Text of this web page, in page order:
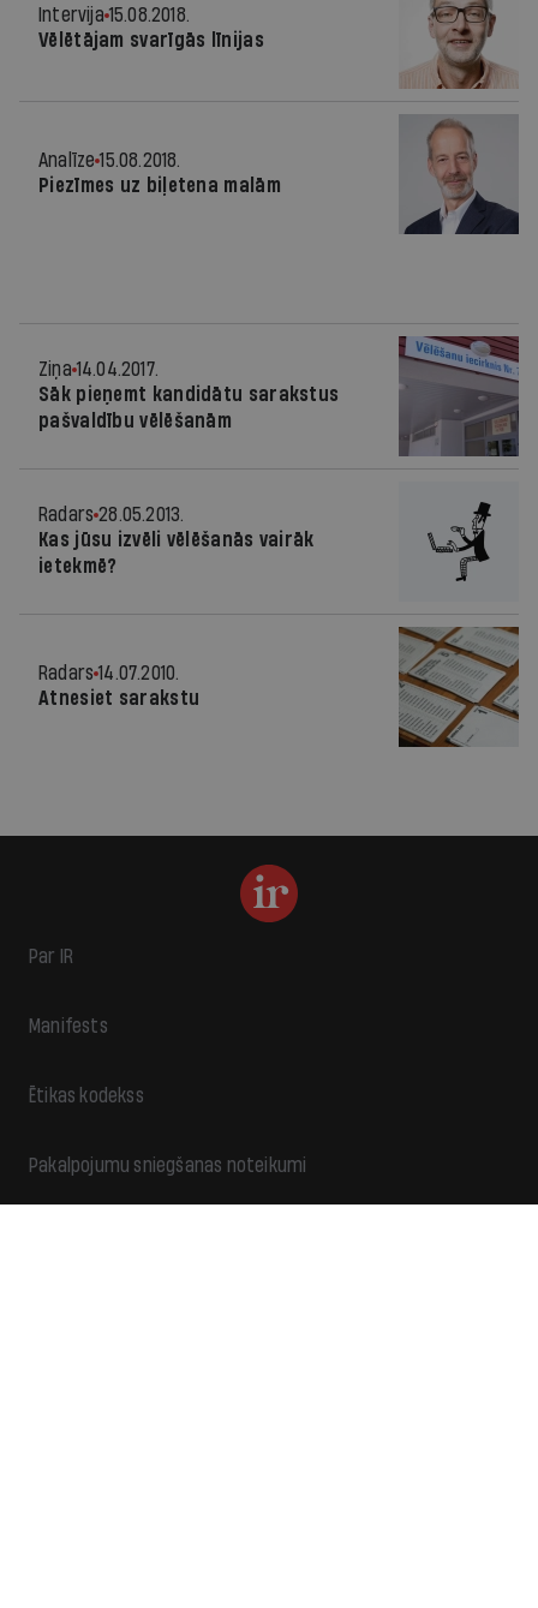
Intervija 15.08.2018.
Vēlētājam svarīgās līnijas
Analīze 15.08.2018.
Piezīmes uz biļetena malām
Ziņa 14.04.2017.
Sāk pieņemt kandidātu sarakstus
pašvaldību vēlēšanām
Radars 28.05.2013.
Kas jūsu izvēli vēlēšanās vairāk
ietekmē?
Radars 14.07.2010.
Atnesiet sarakstu
Par IR
Manifests
Ētikas kodekss
Pakalpojumu sniegšanas noteikumi